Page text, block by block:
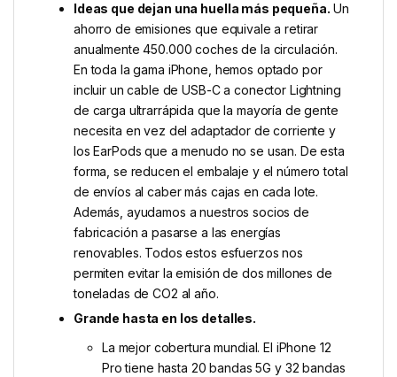
Ideas que dejan una huella más pequeña. Un
ahorro de emisiones que equivale a retirar
anualmente 450.000 coches de la circulación.
En toda la gama iPhone, hemos optado por
incluir un cable de USB-C a conector Lightning
de carga ultrarrápida que la mayoría de gente
necesita en vez del adaptador de corriente y
los EarPods que a menudo no se usan. De esta
forma, se reducen el embalaje y el número total
de envíos al caber más cajas en cada lote.
Además, ayudamos a nuestros socios de
fabricación a pasarse a las energías
renovables. Todos estos esfuerzos nos
permiten evitar la emisión de dos millones de
toneladas de CO2 al año.
Grande hasta en los detalles.
La mejor cobertura mundial. El iPhone 12
Pro tiene hasta 20 bandas 5G y 32 bandas